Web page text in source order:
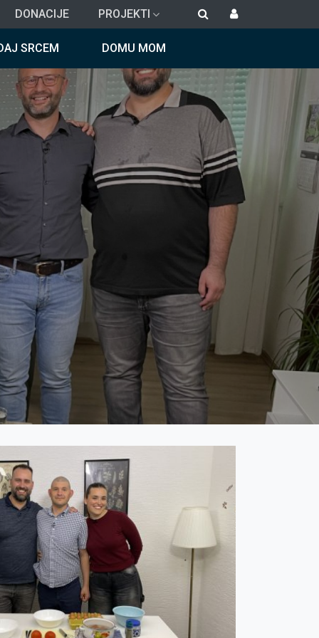
DONACIJE PROJEKTI
SRCEM DOMU MOM